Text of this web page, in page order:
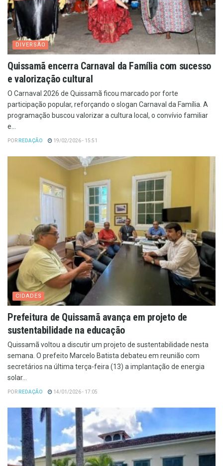
DIVERSÃO
Quissamã encerra Carnaval da Família com sucesso
e valorização cultural
O Carnaval 2026 de Quissamã ficou marcado por forte
participação popular, reforçando o slogan Carnaval da Família. A
programação buscou valorizar a cultura local, o convívio familiar
e...
POR REDAÇÃO 19/02/2026 - 15:51
CIDADES
Prefeitura de Quissamã avança em projeto de
sustentabilidade na educação
Quissamã voltou a discutir um projeto de sustentabilidade nesta
semana. O prefeito Marcelo Batista debateu em reunião com
secretários na última terça-feira (13) a implantação de energia
solar...
POR REDAÇÃO 14/01/2026 - 17:05